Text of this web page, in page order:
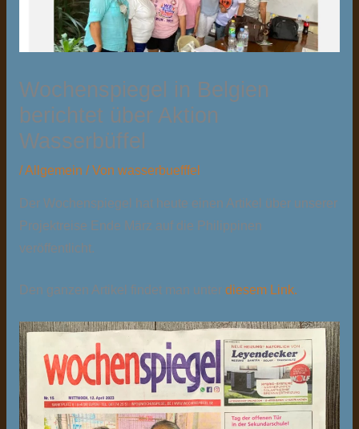
Wochenspiegel in Belgien
berichtet über Aktion
Wasserbüffel
/Allgemein / Von wasserbuefffel
Der Wochenspiegel hat heute einen Artikel über unserer
Projektreise Ende März auf die Philippinen
veröffentlicht.
Den ganzen Artikel findet man unter diesem Link.